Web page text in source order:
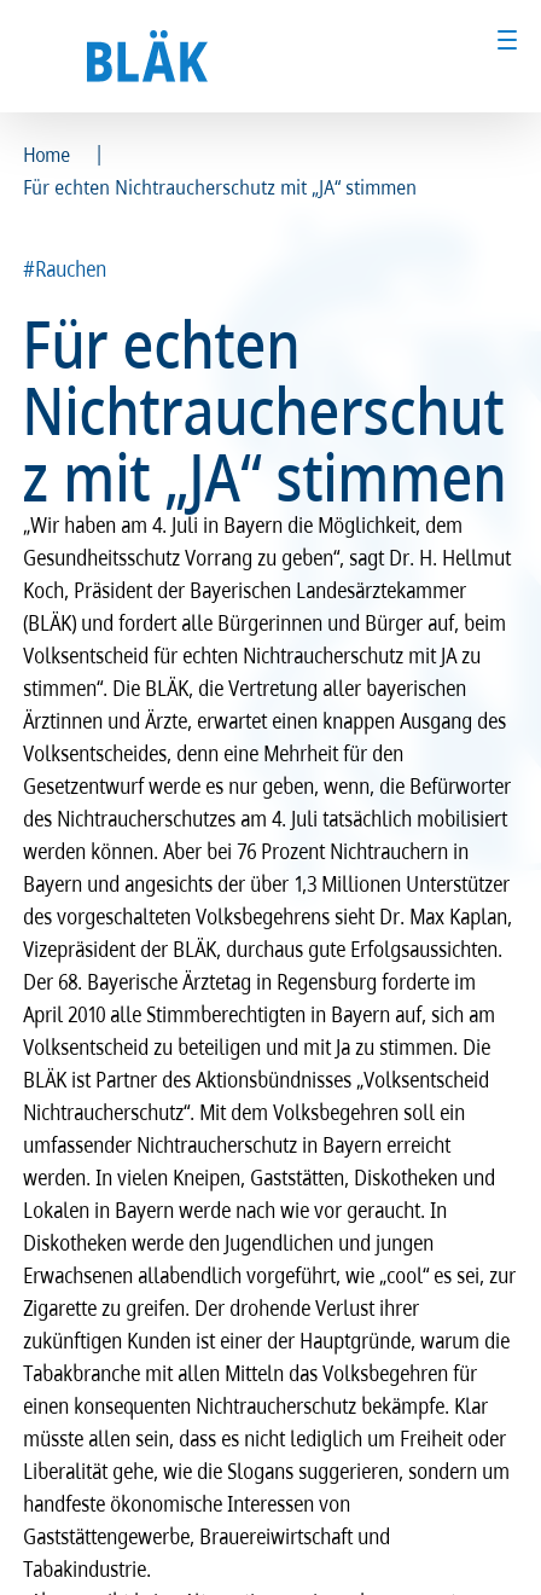
Ärztinnen und Ärzte
MFA & Fachpersonal
Patientinnen und Patienten
Kammer & Politik
Karriere
Recht
Service & Kontakt
meineBLÄK
Ärztinnen und Ärzte
MFA & Fachpersonal
Patientinnen und Patienten
Kammer & Politik
Karriere
Recht
Service & Kontakt
meineBLÄK
Home
|
Für echten Nichtraucherschutz mit „JA“ stimmen
#Rauchen
Für echten
Nichtraucherschut
z mit „JA“ stimmen
„Wir haben am 4. Juli in Bayern die Möglichkeit, dem
Gesundheitsschutz Vorrang zu geben“, sagt Dr. H. Hellmut
Koch, Präsident der Bayerischen Landesärztekammer
(BLÄK) und fordert alle Bürgerinnen und Bürger auf, beim
Volksentscheid für echten Nichtraucherschutz mit JA zu
stimmen“. Die BLÄK, die Vertretung aller bayerischen
Ärztinnen und Ärzte, erwartet einen knappen Ausgang des
Volksentscheides, denn eine Mehrheit für den
Gesetzentwurf werde es nur geben, wenn, die Befürworter
des Nichtraucherschutzes am 4. Juli tatsächlich mobilisiert
werden können. Aber bei 76 Prozent Nichtrauchern in
Bayern und angesichts der über 1,3 Millionen Unterstützer
des vorgeschalteten Volksbegehrens sieht Dr. Max Kaplan,
Vizepräsident der BLÄK, durchaus gute Erfolgsaussichten.
Der 68. Bayerische Ärztetag in Regensburg forderte im
April 2010 alle Stimmberechtigten in Bayern auf, sich am
Volksentscheid zu beteiligen und mit Ja zu stimmen. Die
BLÄK ist Partner des Aktionsbündnisses „Volksentscheid
Nichtraucherschutz“. Mit dem Volksbegehren soll ein
umfassender Nichtraucherschutz in Bayern erreicht
werden. In vielen Kneipen, Gaststätten, Diskotheken und
Lokalen in Bayern werde nach wie vor geraucht. In
Diskotheken werde den Jugendlichen und jungen
Erwachsenen allabendlich vorgeführt, wie „cool“ es sei, zur
Zigarette zu greifen. Der drohende Verlust ihrer
zukünftigen Kunden ist einer der Hauptgründe, warum die
Tabakbranche mit allen Mitteln das Volksbegehren für
einen konsequenten Nichtraucherschutz bekämpfe. Klar
müsste allen sein, dass es nicht lediglich um Freiheit oder
Liberalität gehe, wie die Slogans suggerieren, sondern um
handfeste ökonomische Interessen von
Gaststättengewerbe, Brauereiwirtschaft und
Tabakindustrie.